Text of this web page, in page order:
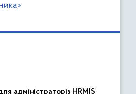
адміністраторів HRMIS